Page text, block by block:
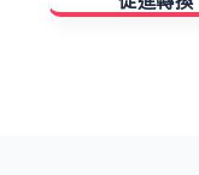
擁有與成就